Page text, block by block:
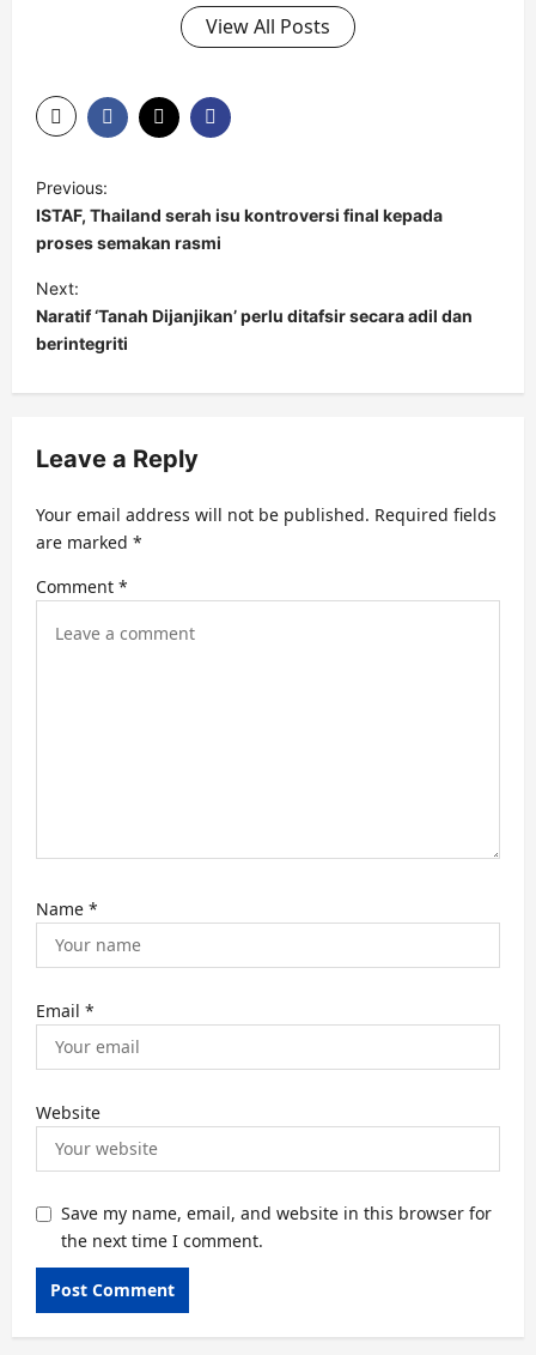
View All Posts
o
s
t
n
a
v
g
a
t
i
Previous:
ISTAF, Thailand serah isu kontroversi final kepada
proses semakan rasmi
Next:
Naratif ‘Tanah Dijanjikan’ perlu ditafsir secara adil dan
berintegriti
Leave a Reply
Your email address will not be published. Required fields
are marked *
Comment *
Name *
Email *
Website
Save my name, email, and website in this browser for
the next time I comment.